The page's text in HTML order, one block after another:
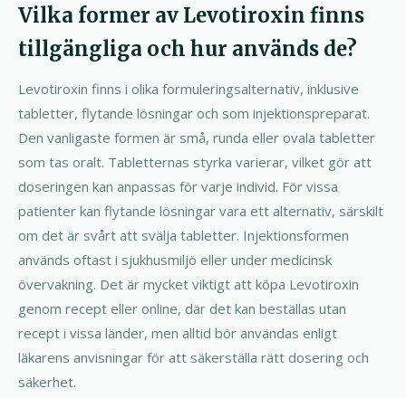
Vilka former av Levotiroxin finns
tillgängliga och hur används de?
Levotiroxin finns i olika formuleringsalternativ, inklusive
tabletter, flytande lösningar och som injektionspreparat.
Den vanligaste formen är små, runda eller ovala tabletter
som tas oralt. Tabletternas styrka varierar, vilket gör att
doseringen kan anpassas för varje individ. För vissa
patienter kan flytande lösningar vara ett alternativ, särskilt
om det är svårt att svälja tabletter. Injektionsformen
används oftast i sjukhusmiljö eller under medicinsk
övervakning. Det är mycket viktigt att köpa Levotiroxin
genom recept eller online, där det kan beställas utan
recept i vissa länder, men alltid bör användas enligt
läkarens anvisningar för att säkerställa rätt dosering och
säkerhet.